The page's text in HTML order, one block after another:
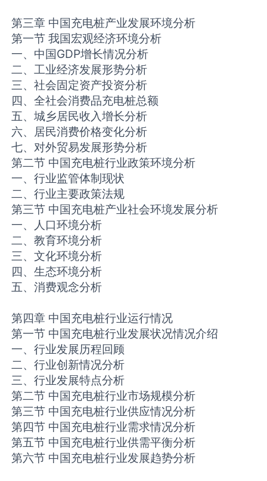
第三章 中国充电桩产业发展环境分析
第一节 我国宏观经济环境分析
一、中国GDP增长情况分析
二、工业经济发展形势分析
三、社会固定资产投资分析
四、全社会消费品充电桩总额
五、城乡居民收入增长分析
六、居民消费价格变化分析
七、对外贸易发展形势分析
第二节 中国充电桩行业政策环境分析
一、行业监管体制现状
二、行业主要政策法规
第三节 中国充电桩产业社会环境发展分析
一、人口环境分析
二、教育环境分析
三、文化环境分析
四、生态环境分析
五、消费观念分析
第四章 中国充电桩行业运行情况
第一节 中国充电桩行业发展状况情况介绍
一、行业发展历程回顾
二、行业创新情况分析
三、行业发展特点分析
第二节 中国充电桩行业市场规模分析
第三节 中国充电桩行业供应情况分析
第四节 中国充电桩行业需求情况分析
第五节 中国充电桩行业供需平衡分析
第六节 中国充电桩行业发展趋势分析